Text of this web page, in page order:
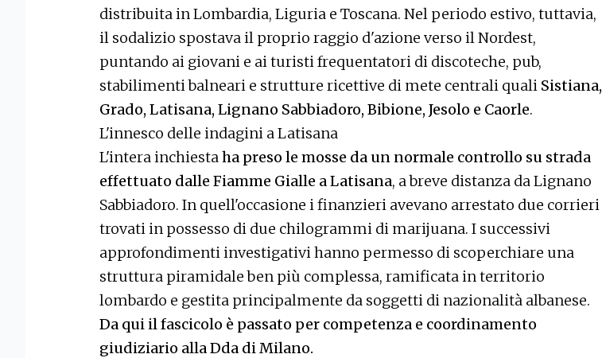
distribuita in Lombardia, Liguria e Toscana. Nel periodo estivo, tuttavia,
il sodalizio spostava il proprio raggio d'azione verso il Nordest,
puntando ai giovani e ai turisti frequentatori di discoteche, pub,
stabilimenti balneari e strutture ricettive di mete centrali quali Sistiana,
Grado, Latisana, Lignano Sabbiadoro, Bibione, Jesolo e Caorle.
L'innesco delle indagini a Latisana
L'intera inchiestaha preso le mosse da un normale controllo su strada
effettuato dalle Fiamme Gialle a Latisana, a breve distanza da Lignano
Sabbiadoro. In quell'occasione i finanzieri avevano arrestato due corrieri
trovati in possesso di due chilogrammi di marijuana. I successivi
approfondimenti investigativi hanno permesso di scoperchiare una
struttura piramidale ben più complessa, ramificata in territorio
lombardo e gestita principalmente da soggetti di nazionalità albanese.
Da qui il fascicolo è passato per competenza e coordinamento
giudiziario alla Dda di Milano.